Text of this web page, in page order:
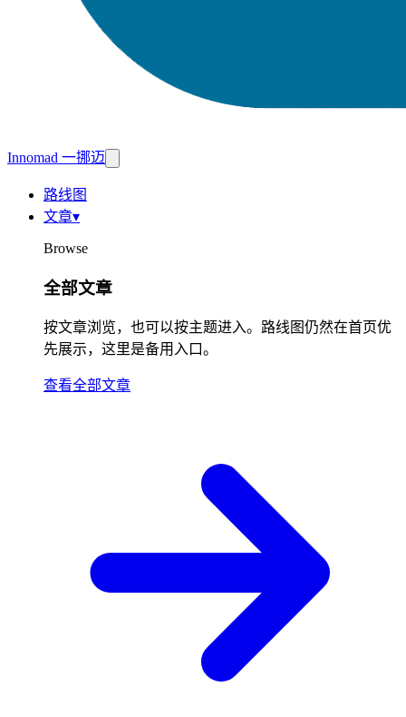
Innomad 一挪迈
路线图
文章▾
Browse
全部文章
按文章浏览，也可以按主题进入。路线图仍然在首页优
先展示，这里是备用入口。
查看全部文章